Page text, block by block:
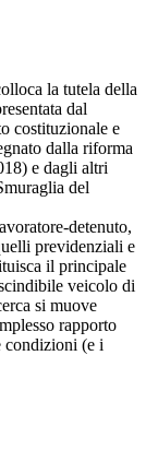
la tutela della
dal
costituzionale e
dalla riforma
e dagli altri
del
detenuto,
previdenziali e
il principale
veicolo di
si muove
rapporto
condizioni (e i